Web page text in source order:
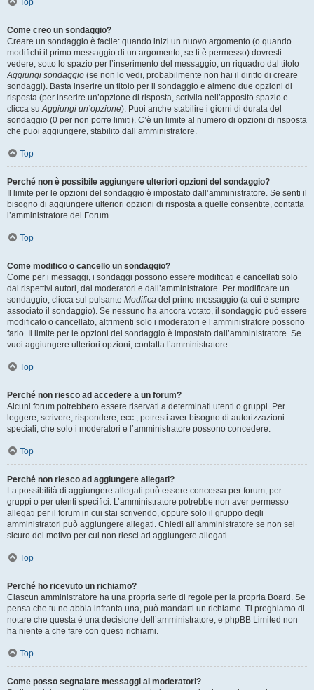
Top
Come creo un sondaggio?
Creare un sondaggio è facile: quando inizi un nuovo argomento (o quando
modifichi il primo messaggio di un argomento, se ti è permesso) dovresti
vedere, sotto lo spazio per l’inserimento del messaggio, un riquadro dal titolo
Aggiungi sondaggio (se non lo vedi, probabilmente non hai il diritto di creare
sondaggi). Basta inserire un titolo per il sondaggio e almeno due opzioni di
risposta (per inserire un’opzione di risposta, scrivila nell’apposito spazio e
clicca suAggiungi un’opzione). Puoi anche stabilire i giorni di durata del
sondaggio (0 per non porre limiti). C’è un limite al numero di opzioni di risposta
che puoi aggiungere, stabilito dall’amministratore.
Top
Perché non è possibile aggiungere ulteriori opzioni del sondaggio?
Il limite per le opzioni del sondaggio è impostato dall’amministratore. Se senti il
bisogno di aggiungere ulteriori opzioni di risposta a quelle consentite, contatta
l’amministratore del Forum.
Top
Come modifico o cancello un sondaggio?
Come per i messaggi, i sondaggi possono essere modificati e cancellati solo
dai rispettivi autori, dai moderatori e dall’amministratore. Per modificare un
sondaggio, clicca sul pulsante Modifica del primo messaggio (a cui è sempre
associato il sondaggio). Se nessuno ha ancora votato, il sondaggio può essere
modificato o cancellato, altrimenti solo i moderatori e l’amministratore possono
farlo. Il limite per le opzioni del sondaggio è impostato dall’amministratore. Se
vuoi aggiungere ulteriori opzioni, contatta l’amministratore.
Top
Perché non riesco ad accedere a un forum?
Alcuni forum potrebbero essere riservati a determinati utenti o gruppi. Per
leggere, scrivere, rispondere, ecc., potresti aver bisogno di autorizzazioni
speciali, che solo i moderatori e l’amministratore possono concedere.
Top
Perché non riesco ad aggiungere allegati?
La possibilità di aggiungere allegati può essere concessa per forum, per
gruppi o per utenti specifici. L’amministratore potrebbe non aver permesso
allegati per il forum in cui stai scrivendo, oppure solo il gruppo degli
amministratori può aggiungere allegati. Chiedi all’amministratore se non sei
sicuro del motivo per cui non riesci ad aggiungere allegati.
Top
Perché ho ricevuto un richiamo?
Ciascun amministratore ha una propria serie di regole per la propria Board. Se
pensa che tu ne abbia infranta una, può mandarti un richiamo. Ti preghiamo di
notare che questa è una decisione dell’amministratore, e phpBB Limited non
ha niente a che fare con questi richiami.
Top
Come posso segnalare messaggi ai moderatori?